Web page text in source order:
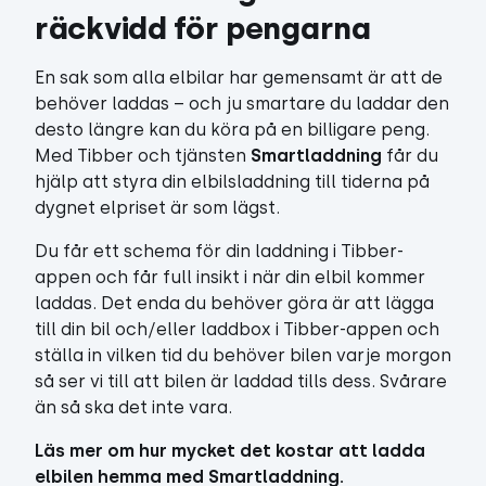
räckvidd för pengarna
En sak som alla elbilar har gemensamt är att de
behöver laddas – och ju smartare du laddar den
desto längre kan du köra på en billigare peng.
Med Tibber och tjänsten Smartladdning får du
hjälp att styra din elbilsladdning till tiderna på
dygnet elpriset är som lägst.
Du får ett schema för din laddning i Tibber-
appen och får full insikt i när din elbil kommer
laddas. Det enda du behöver göra är att lägga
till din bil och/eller laddbox i Tibber-appen och
ställa in vilken tid du behöver bilen varje morgon
så ser vi till att bilen är laddad tills dess. Svårare
än så ska det inte vara.
Läs mer om hur mycket det kostar att ladda
elbilen hemma med Smartladdning.